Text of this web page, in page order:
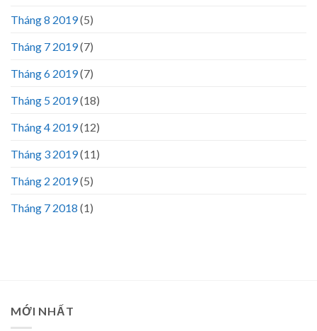
Tháng 8 2019(5)
Tháng 7 2019(7)
Tháng 6 2019(7)
Tháng 5 2019(18)
Tháng 4 2019(12)
Tháng 3 2019(11)
Tháng 2 2019(5)
Tháng 7 2018 (1)
MỚI NHẤT